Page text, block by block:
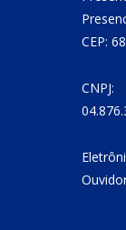
CEP:
CNPJ: